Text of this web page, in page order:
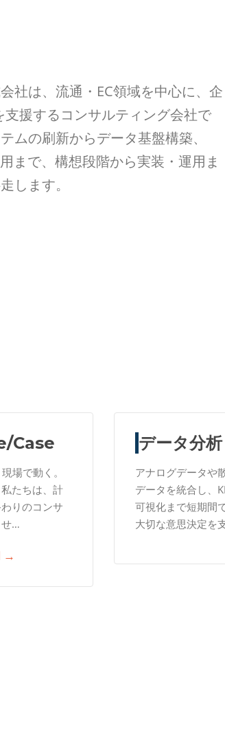
社は、流通・EC領域を中心に、企
支援するコンサルティング会社で
ムの刷新からデータ基盤構築、
まで、構想段階から実装・運用ま
します。
Case
場で動く。
たちは、計
りのコンサ
せ…
→
データ分析
アナログデータや
データを統合し、
可視化まで短期間
大切な意思決定を